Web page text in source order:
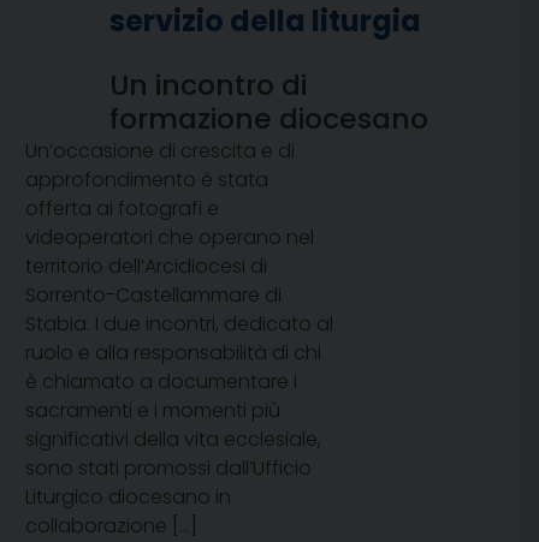
servizio della liturgia
Un incontro di
formazione diocesano
Un’occasione di crescita e di
approfondimento è stata
offerta ai fotografi e
videoperatori che operano nel
territorio dell’Arcidiocesi di
Sorrento-Castellammare di
Stabia. I due incontri, dedicato al
ruolo e alla responsabilità di chi
è chiamato a documentare i
sacramenti e i momenti più
significativi della vita ecclesiale,
sono stati promossi dall’Ufficio
Liturgico diocesano in
collaborazione […]